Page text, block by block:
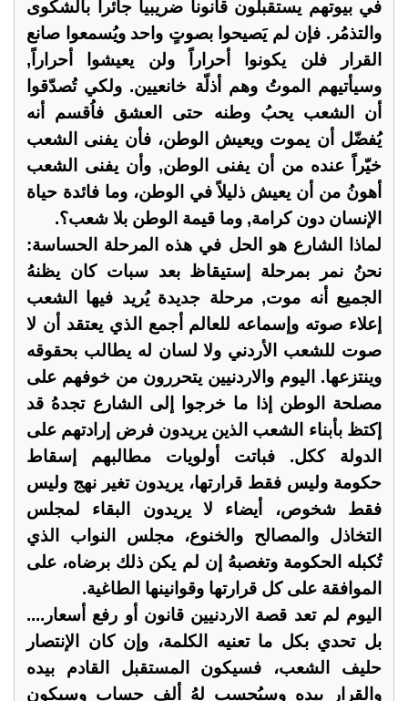
في بيوتهم يستقبلون قانوناً ضريبياً جائراً بالشكوى
والتذمُر. فإن لم يَصيحوا بصوتٍ واحد ويُسمعوا صانع
القرار فلن يكونوا أحراراً ولن يعيشوا أحراراً,
وسيأتيهم الموتُ وهم أذلّة خانعيين. ولكي تُصدّقوا
أن الشعب يحبُ وطنه حتى العشق فاُقسم أنه
يُفضّل أن يموت ويعيش الوطن، فأن يفنى الشعب
خيّراً عنده من أن يفنى الوطن, وأن يفنى الشعب
أهونُ من أن يعيش ذليلاً في الوطن، وما فائدة حياة
الإنسان دون كرامة, وما قيمة الوطن بلا شعب؟.
لماذا الشارع هو الحل في هذه المرحلة الحساسة:
نحنُ نمر بمرحلة إستيقاظ بعد سبات كان يظنهُ
الجميع أنه موت, مرحلة جديدة يُريد فيها الشعب
إعلاء صوته وإسماعه للعالم أجمع الذي يعتقد أن لا
صوت للشعب الأردني ولا لسان له يطالب بحقوقه
وينتزعها. اليوم والاردنيين يتحررون من خوفهم على
مصلحة الوطن إذا ما خرجوا إلى الشارع تجدهُ قد
إكتظ بأبناء الشعب الذين يريدون فرض إرادتهم على
الدولة ككل. فباتت أولويات مطالبهم إسقاط
حكومة وليس فقط قرارتها، يريدون تغير نهج وليس
فقط شخوص، أيضاء لا يريدون البقاء لمجلس
التخاذل والمصالح والخنوع، مجلس النواب الذي
تُكبله الحكومة وتغصبهُ إن لم يكن ذلك برضاه، على
الموافقة على كل قرارتها وقوانينها الطاغية.
اليوم لم تعد قصة الاردنيين قانون أو رفع أسعار....
بل تحدي بكل ما تعنيه الكلمة، وإن كان الإنتصار
حليف الشعب، فسيكون المستقبل القادم بيده
والقرار بيده وسيُحسب لهُ ألف حساب وسيكون